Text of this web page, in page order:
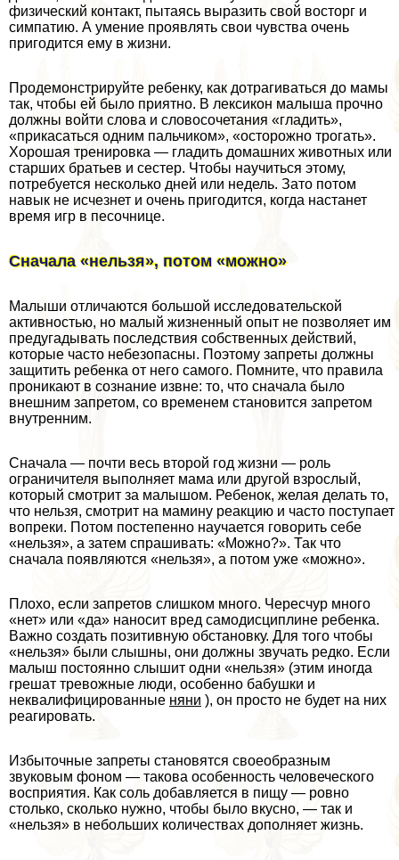
физический контакт, пытаясь выразить свой восторг и
симпатию. А умение проявлять свои чувства очень
пригодится ему в жизни.
Продемонстрируйте ребенку, как дотрагиваться до мамы
так, чтобы ей было приятно. В лексикон малыша прочно
должны войти слова и словосочетания «гладить»,
«прикасаться одним пальчиком», «осторожно трогать».
Хорошая тренировка — гладить домашних животных или
старших братьев и сестер. Чтобы научиться этому,
потребуется несколько дней или недель. Зато потом
навык не исчезнет и очень пригодится, когда настанет
время игр в песочнице.
Сначала «нельзя», потом «можно»
Малыши отличаются большой исследовательской
активностью, но малый жизненный опыт не позволяет им
предугадывать последствия собственных действий,
которые часто небезопасны. Поэтому запреты должны
защитить ребенка от него самого. Помните, что правила
проникают в сознание извне: то, что сначала было
внешним запретом, со временем становится запретом
внутренним.
Сначала — почти весь второй год жизни — роль
ограничителя выполняет мама или другой взрослый,
который смотрит за малышом. Ребенок, желая делать то,
что нельзя, смотрит на мамину реакцию и часто поступает
вопреки. Потом постепенно научается говорить себе
«нельзя», а затем спрашивать: «Можно?». Так что
сначала появляются «нельзя», а потом уже «можно».
Плохо, если запретов слишком много. Чересчур много
«нет» или «да» наносит вред самодисциплине ребенка.
Важно создать позитивную обстановку. Для того чтобы
«нельзя» были слышны, они должны звучать редко. Если
малыш постоянно слышит одни «нельзя» (этим иногда
грешат тревожные люди, особенно бабушки и
неквалифицированные няни ), он просто не будет на них
реагировать.
Избыточные запреты становятся своеобразным
звуковым фоном — такова особенность человеческого
восприятия. Как соль добавляется в пищу — ровно
столько, сколько нужно, чтобы было вкусно, — так и
«нельзя» в небольших количествах дополняет жизнь.